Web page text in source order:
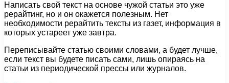
Написать свой текст на основе чужой статьи это уже
рерайтинг, но и он окажется полезным. Нет
необходимости рерайтить тексты из газет, информация в
которых устареет уже завтра.
Переписывайте статью своими словами, а будет лучше,
если текст вы будете писать сами, лишь опираясь на
статьи из периодической прессы или журналов.